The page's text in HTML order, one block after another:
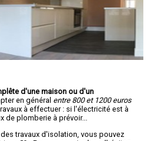
d'une maison ou d'un
en général entre 800 et 1200 euros
à effectuer : si l'électricité est à
de plomberie à prévoir...
travaux d'isolation, vous pouvez